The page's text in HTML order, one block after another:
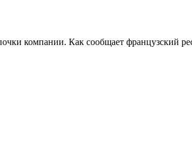
компании. Как сообщает французский